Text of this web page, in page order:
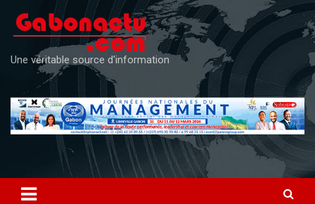
content
Une véritable source d'information